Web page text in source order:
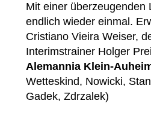
Mit einer überzeugenden
endlich wieder einmal.
Cristiano Vieira Weiser,
Interimstrainer Holger
Alemannia Klein-
Wetteskind, Nowicki,
Gadek, Zdrzalek)